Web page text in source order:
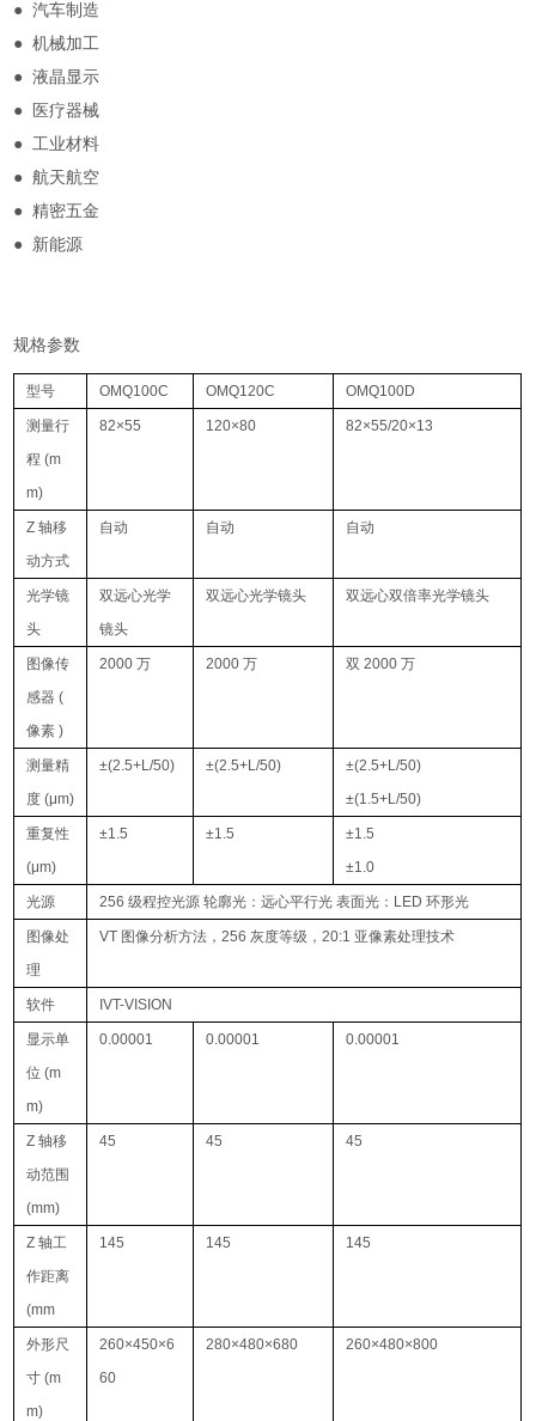
● 汽车制造
● 机械加工
● 液晶显示
● 医疗器械
● 工业材料
● 航天航空
● 精密五金
● 新能源
规格参数
型号 OMQ100C OMQ120C OMQ100D
测量行
程 (m
m)
82×55 120×80 82×55/20×13
Z 轴移
动方式
自动 自动 自动
光学镜
头
双远心光学
镜头
双远心光学镜头 双远心双倍率光学镜头
图像传
感器 (
像素 )
2000 万 2000 万 双 2000 万
测量精
度 (μm)
±(2.5+L/50) ±(2.5+L/50)
±(2.5+L/50)
±(1.5+L/50)
重复性
(μm)
±1.5 ±1.5
±1.5
±1.0
光源 256 级程控光源 轮廓光：远心平行光 表面光：LED 环形光
图像处
理
VT 图像分析方法，256 灰度等级，20:1 亚像素处理技术
软件 IVT-VISION
显示单
位 (m
m)
0.00001 0.00001 0.00001
Z 轴移
动范围
(mm)
45 45 45
Z 轴工
作距离
(mm
145 145 145
外形尺
寸 (m
m)
260×450×6
60
280×480×680 260×480×800